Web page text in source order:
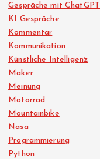
Gespräche mit ChatGPT
KI Gespräche
Kommentar
Kommunikation
Künstliche Intelligenz
Maker
Meinung
Motorrad
Mountainbike
Nasa
Programmierung
Python